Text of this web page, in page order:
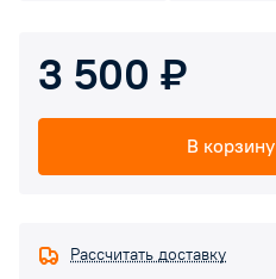
3 500 ₽
В корзину
Рассчитать доставку